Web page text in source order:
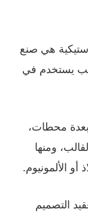
هي صنع
يستخدم في
محطات،
ومنها
الألمونيوم.
التصميم